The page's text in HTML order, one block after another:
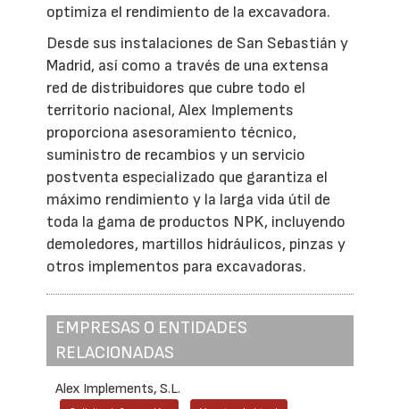
optimiza el rendimiento de la excavadora.
Desde sus instalaciones de San Sebastián y
Madrid, así como a través de una extensa
red de distribuidores que cubre todo el
territorio nacional, Alex Implements
proporciona asesoramiento técnico,
suministro de recambios y un servicio
postventa especializado que garantiza el
máximo rendimiento y la larga vida útil de
toda la gama de productos NPK, incluyendo
demoledores, martillos hidráulicos, pinzas y
otros implementos para excavadoras.
EMPRESAS O ENTIDADES
RELACIONADAS
Alex Implements, S.L.